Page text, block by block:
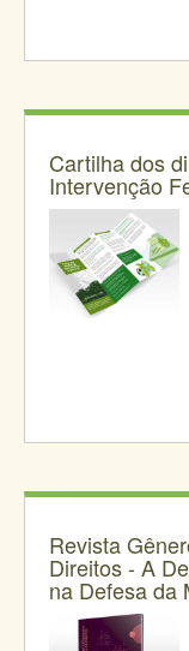
Cartilha dos
Intervenção
Revista
Direitos - A
na Defesa da